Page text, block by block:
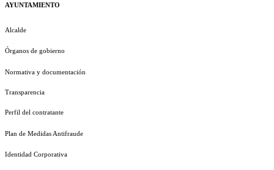
AYUNTAMIENTO
Alcalde
Órganos de gobierno
Normativa y documentación
Transparencia
Perfil del contratante
Plan de Medidas Antifraude
Identidad Corporativa